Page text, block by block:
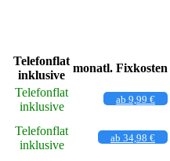
Telefonflat
inklusive
monatl. Fixkosten
Telefonflat
inklusive
ab 9,99 €
Telefonflat
inklusive
ab 34,98 €